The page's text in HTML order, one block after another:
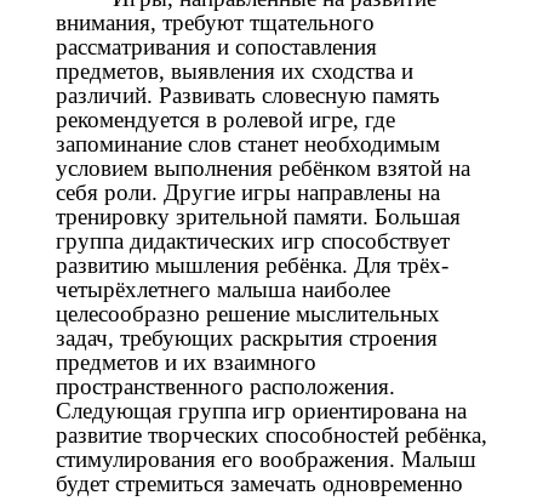
внимания, требуют тщательного
рассматривания и сопоставления
предметов, выявления их сходства и
различий. Развивать словесную память
рекомендуется в ролевой игре, где
запоминание слов станет необходимым
условием выполнения ребёнком взятой на
себя роли. Другие игры направлены на
тренировку зрительной памяти. Большая
группа дидактических игр способствует
развитию мышления ребёнка. Для трёх-
четырёхлетнего малыша наиболее
целесообразно решение мыслительных
задач, требующих раскрытия строения
предметов и их взаимного
пространственного расположения.
Следующая группа игр ориентирована на
развитие творческих способностей ребёнка,
стимулирования его воображения. Малыш
будет стремиться замечать одновременно